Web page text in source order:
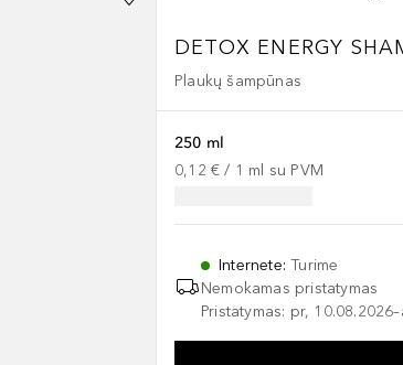
DETOX ENERGY
Plaukų šampūnas
250 ml
0,12 € / 1 ml su PVM
Internete:Turime
Nemokamas pristatymas
Pristatymas: pr,